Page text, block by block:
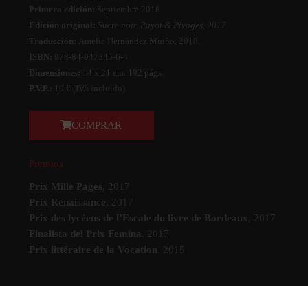
Primera edición: Septiembre 2018
Edición original:
Sucre noir. Payot & Rivages, 2017
Traducción:
Amelia Hernández Muiño, 2018.
ISBN:
978-84-947345-6-4
Dimensiones:
14 x 21 cm. 192 págs.
P.V.P.:
19 € (IVA incluido)
COMPRAR
Premios
Prix Mille Pages , 2017
Prix Renaissance , 2017
Prix des lycéens de l’Escale du livre de Bordeaux
, 2017
Finalista del Prix Femina
. 2017
Prix littéraire de la Vocation . 2015